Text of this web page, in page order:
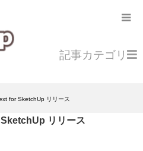
for SketchUp リリース
記事カテゴリ
リリース